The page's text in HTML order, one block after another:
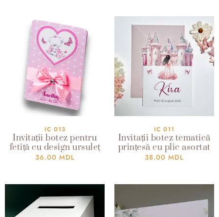
IC 013
Invitații botez pentru
fetiță cu design ursuleț
36.00 MDL
IC 011
Invitații botez tematică
prințesă cu plic asortat
38.00 MDL